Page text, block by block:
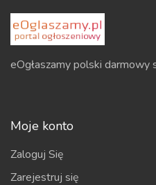
eOgłaszamy polski darmowy
Moje konto
Zaloguj Się
Zarejestruj się